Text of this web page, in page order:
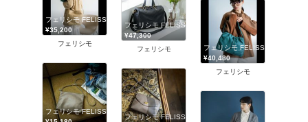
フェリシモ FELISSIMO
¥35,200
フェリシモ
フェリシモ FELISSIMO
¥47,300
フェリシモ
フェリシモ FELISSIMO
¥40,480
フェリシモ
フェリシモ FELISSIMO
フェリシモ FELISSIMO